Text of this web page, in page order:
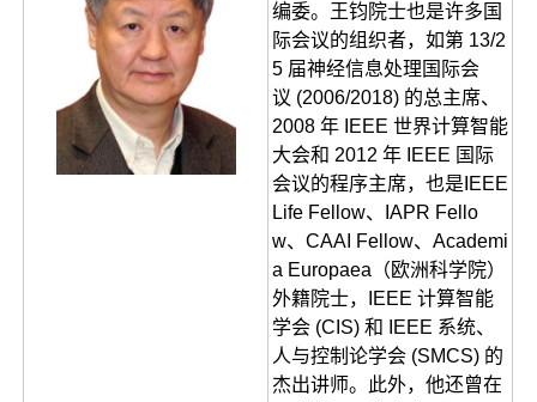
编委。王钧院士也是许多国
际会议的组织者，如第 13/2
5 届神经信息处理国际会
议 (2006/2018) 的总主席、
2008 年 IEEE 世界计算智能
大会和 2012 年 IEEE 国际
会议的程序主席，也是IEEE
Life Fellow、IAPR Fello
w、CAAI Fellow、Academi
a Europaea（欧洲科学院）
外籍院士，IEEE 计算智能
学会 (CIS) 和 IEEE 系统、
人与控制论学会 (SMCS) 的
杰出讲师。此外，他还曾在